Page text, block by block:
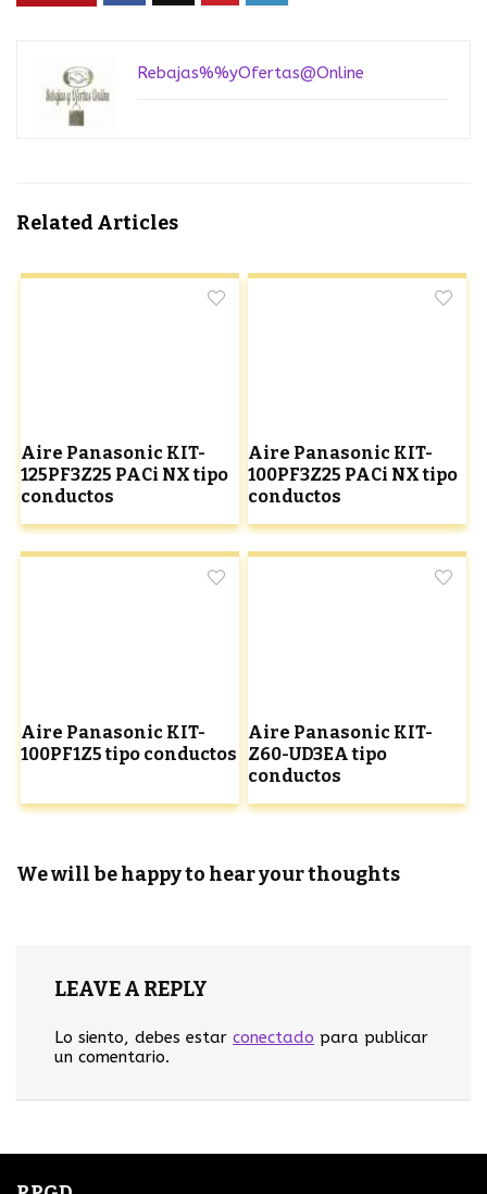
Rebajas%%yOfertas@Online
Related Articles
Aire Panasonic KIT-
125PF3Z25 PACi NX tipo
conductos
Aire Panasonic KIT-
100PF3Z25 PACi NX tipo
conductos
Aire Panasonic KIT-
100PF1Z5 tipo conductos
Aire Panasonic KIT-
Z60-UD3EA tipo
conductos
We will be happy to hear your thoughts
LEAVE A REPLY
Lo siento, debes estar conectado para publicar
un comentario.